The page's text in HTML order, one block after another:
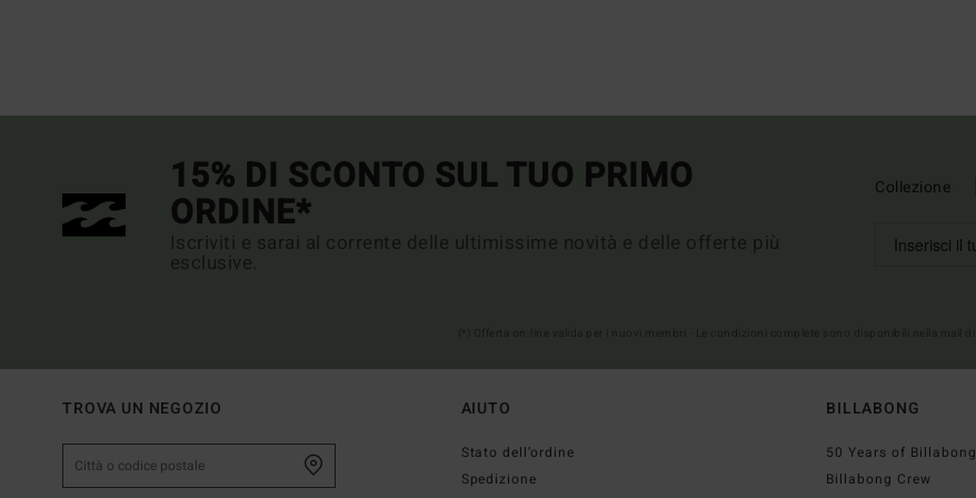
15% DI SCONTO SUL TUO PRIMO
ORDINE*
Iscriviti e sarai al corrente delle ultimissime novità e delle offerte più
esclusive.
Collezione
TROVA UN NEGOZIO AIUTO
Stato dell’ordine
Spedizione
BILLABONG
50 Years of Billabong
Billabong Crew